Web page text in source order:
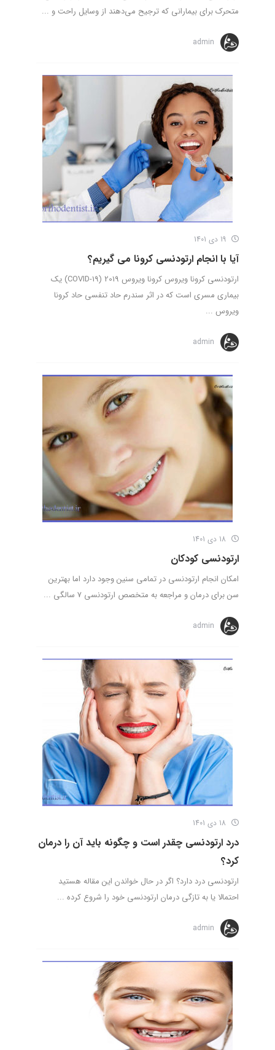
متحرک برای بیمارانی که ترجیح می‌دهند از وسایل راحت و ...
admin
آیا با انجام ارتودنسی کرونا می گیریم؟
ارتودنسی کرونا ویروس کرونا ویروس 2019 (COVID-19) یک
بیماری مسری است که در اثر سندرم حاد تنفسی حاد کرونا
ویروس ...
admin
ارتودنسی کودکان
امکان انجام ارتودنسی در تمامی سنین وجود دارد اما بهترین
سن برای درمان و مراجعه به متخصص ارتودنسی 7 سالگی ...
admin
درد ارتودنسی چقدر است و چگونه باید آن را درمان
کرد؟
ارتودنسی درد دارد؟ اگر در حال خواندن این مقاله هستید
احتمالا یا به تازگی درمان ارتودنسی خود را شروع کرده ...
admin